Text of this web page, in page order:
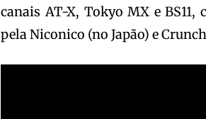
canais AT-X, Tokyo MX e
pela Niconico (no Japão) e